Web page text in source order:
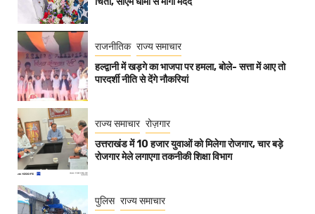
राजनीतिक राज्य समाचार
हल्द्वानी में खड़गे का भाजपा पर हमला, बोले- सत्ता में आए तो
पारदर्शी नीति से देंगे नौकरियां
राज्य समाचार रोज़गार
उत्तराखंड में 10 हजार युवाओं को मिलेगा रोजगार, चार बड़े
रोजगार मेले लगाएगा तकनीकी शिक्षा विभाग
पुलिस राज्य समाचार